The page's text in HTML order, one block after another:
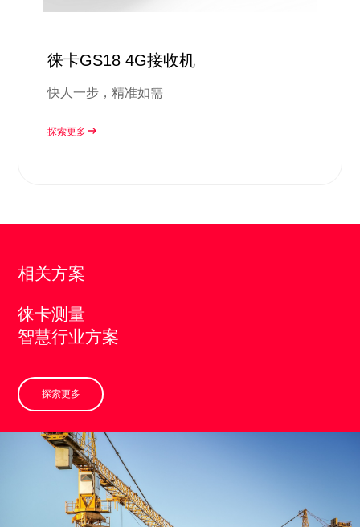
徕卡GS18 4G接收机
快人一步，精准如需
探索更多
相关方案
徕卡测量
智慧行业方案
探索更多